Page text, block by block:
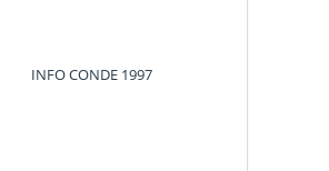
INFO CONDE1997